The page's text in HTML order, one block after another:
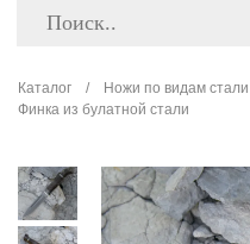
Каталог / Ножи по видам стали
Финка из булатной стали